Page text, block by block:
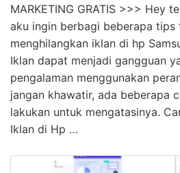
MARKETING GRATIS >>> Hey
aku ingin berbagi beberapa tips
menghilangkan iklan di hp
Iklan dapat menjadi gangguan
pengalaman menggunakan
jangan khawatir, ada beberapa
lakukan untuk mengatasinya.
Iklan di Hp …